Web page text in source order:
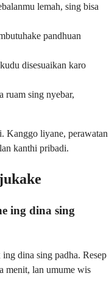
lemah, sing bisa
pandhuan
disesuaikan karo
ruam sing nyebar,
Kanggo liyane, perawatan
kanthi pribadi.
ing dina sing
dina sing padha. Resep
menit, lan umume wis